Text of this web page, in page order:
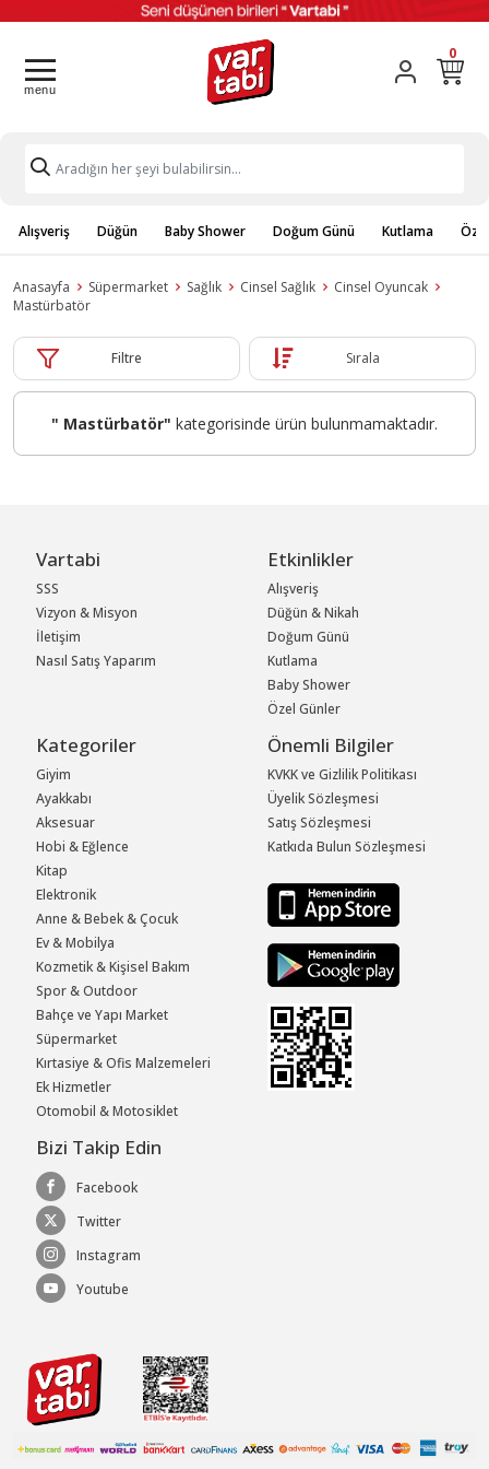
0
Alışveriş Düğün Baby Shower Doğum Günü Kutlama
Anasayfa Süpermarket Sağlık Cinsel Sağlık
Cinsel Oyuncak
Mastürbatör
Filtre Sırala
" Mastürbatör" kategorisinde ürün bulunmamaktadır.
Vartabi
SSS
Vizyon & Misyon
İletişim
Nasıl Satış Yaparım
Etkinlikler
Alışveriş
Düğün & Nikah
Doğum Günü
Kutlama
Baby Shower
Özel Günler
Kategoriler
Giyim
Ayakkabı
Aksesuar
Hobi & Eğlence
Kitap
Elektronik
Anne & Bebek & Çocuk
Ev & Mobilya
Kozmetik & Kişisel Bakım
Spor & Outdoor
Bahçe ve Yapı Market
Süpermarket
Kırtasiye & Ofis Malzemeleri
Ek Hizmetler
Otomobil & Motosiklet
Önemli Bilgiler
KVKK ve Gizlilik Politikası
Üyelik Sözleşmesi
Satış Sözleşmesi
Katkıda Bulun Sözleşmesi
Bizi Takip Edin
Facebook
Twitter
Instagram
Youtube